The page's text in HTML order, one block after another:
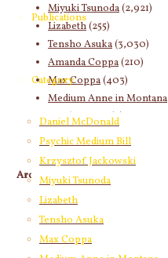
Publications
Category
Daniel McDonald
Psychic Medium Bill
Krzysztof Jackowski
Miyuki Tsunoda
Lizabeth
Tensho Asuka
Max Coppa
Miyuki Tsunoda(2,921)
Lizabeth(255)
Tensho Asuka(3,030)
Amanda Coppa(210)
Max Coppa(403)
Medium Anne in Montana
Cynthia Rose(4)
Archives
2026年8月
2026年7月(58)
2026年6月